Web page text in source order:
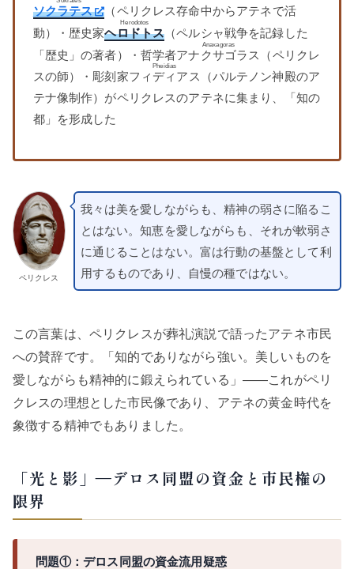
ソクラテス
（ペリクレス存命中からアテネで活
動）・歴史家ヘロドトス
Herodotos
（ペルシャ戦争を記録した
「歴史」の著者）・哲学者アナクサゴラス
Anaxagoras
（ペリクレ
スの師）・彫刻家フィディアス
Pheidias
（パルテノン神殿のア
テナ像制作）がペリクレスのアテネに集まり、「知の
都」を形成した
ペリクレス
我々は美を愛しながらも、精神の弱さに陥るこ
とはない。知恵を愛しながらも、それが軟弱さ
に通じることはない。富は行動の基盤として利
用するものであり、自慢の種ではない。
この言葉は、ペリクレスが葬礼演説で語ったアテネ市民
への賛辞です。「知的でありながら強い。美しいものを
愛しながらも精神的に鍛えられている」——これがペリ
クレスの理想とした市民像であり、アテネの黄金時代を
象徴する精神でもありました。
「光と影」―デロス同盟の資金と市民権の
限界
問題①：デロス同盟の資金流用疑惑